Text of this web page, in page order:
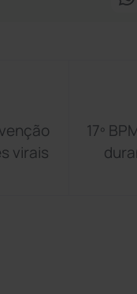
virais
17º